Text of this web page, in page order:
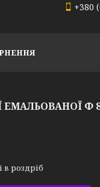
+380
ЕМАЛЬОВАНОЇ Ф
в роздріб